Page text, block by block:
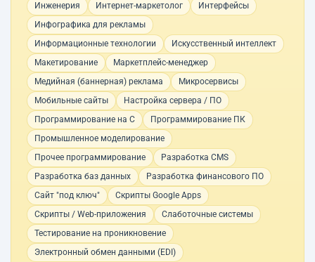
Инженерия
Интернет-маркетолог
Интерфейсы
Инфографика для рекламы
Информационные технологии
Искусственный интеллект
Макетирование
Маркетплейс-менеджер
Медийная (баннерная) реклама
Микросервисы
Мобильные сайты
Настройка сервера / ПО
Программирование на C
Программирование ПК
Промышленное моделирование
Прочее программирование
Разработка CMS
Разработка баз данных
Разработка финансового ПО
Сайт "под ключ"
Скрипты Google Apps
Скрипты / Web-приложения
Слаботочные системы
Тестирование на проникновение
Электронный обмен данными (EDI)